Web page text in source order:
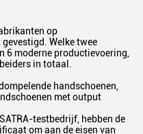
op
Welke twee
6 moderne productievoering,
in totaal.
handschoenen,
met output
testbedrijf, hebben de
om aan de eisen van